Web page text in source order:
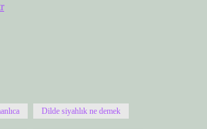
Dilde siyahlık ne demek